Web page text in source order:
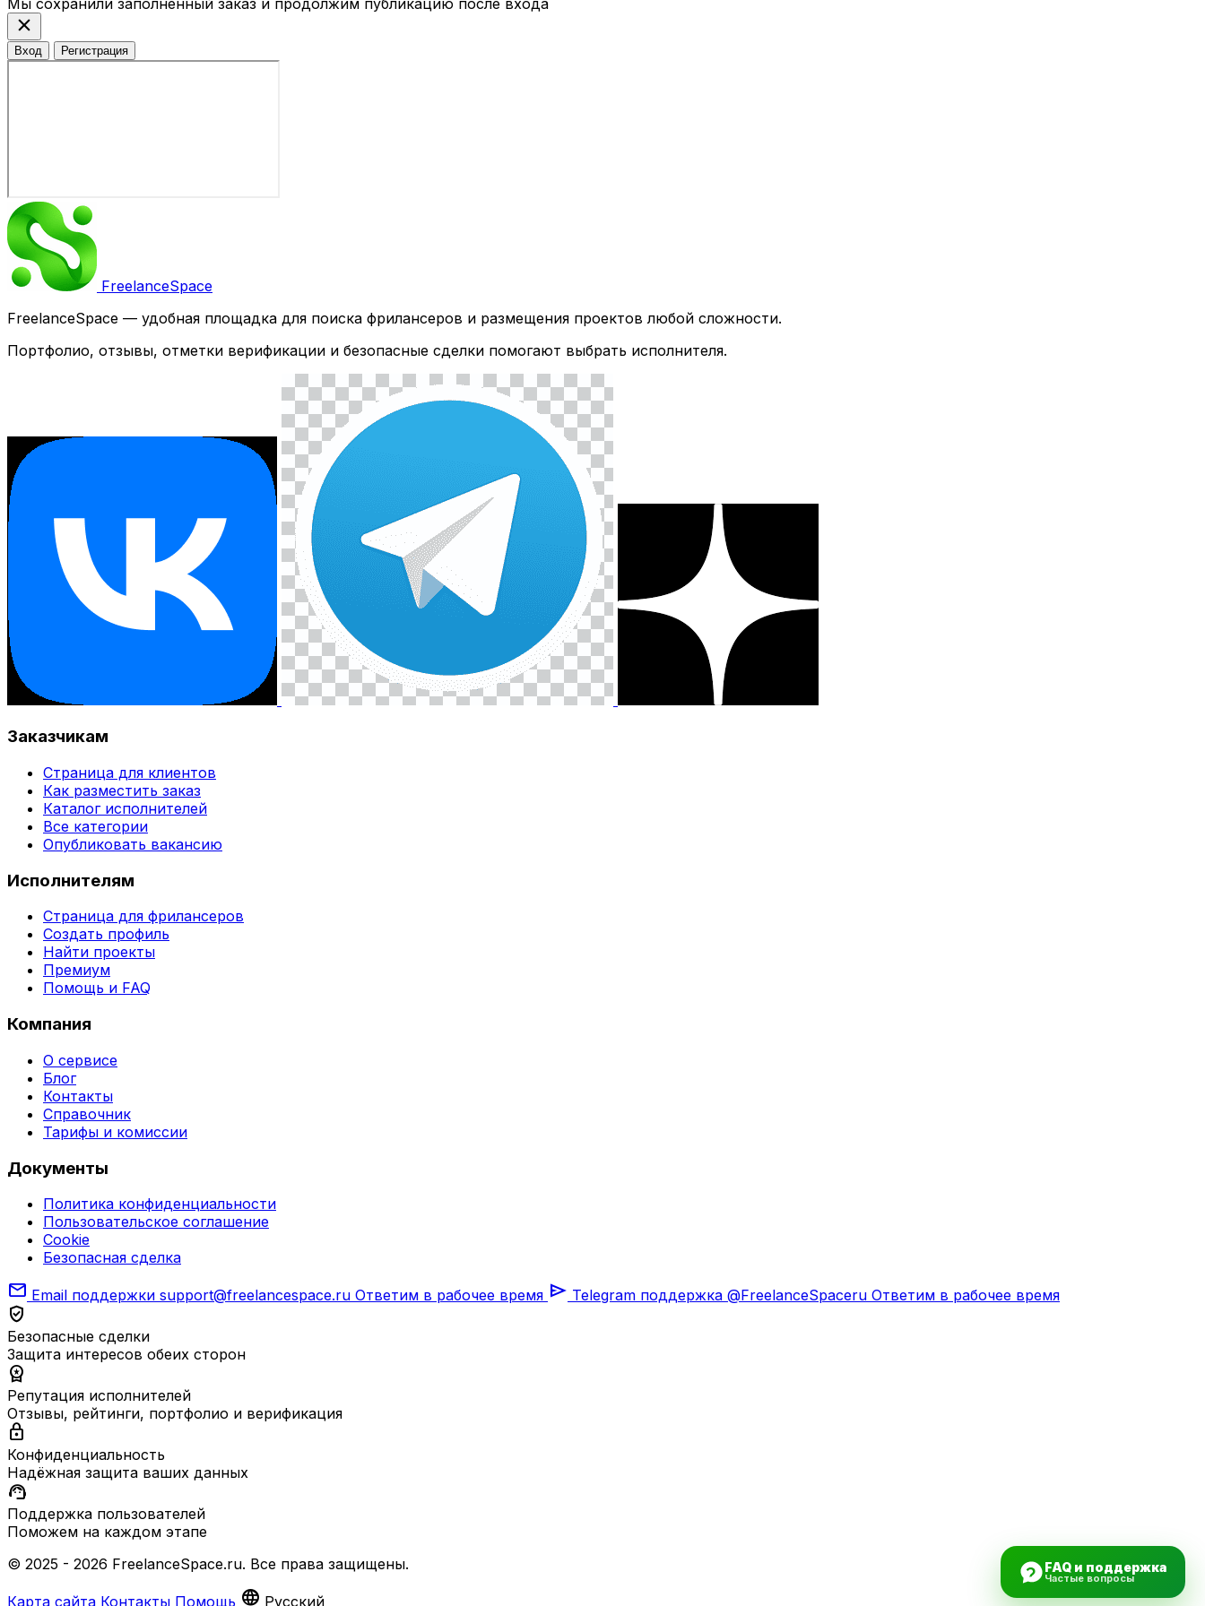
FAQ и поддержка
Частые вопросы
Мы сохранили заполненный заказ и продолжим публикацию после входа
close
Вход Регистрация
FreelanceSpace
FreelanceSpace — удобная площадка для поиска фрилансеров и размещения проектов любой сложности.
Портфолио, отзывы, отметки верификации и безопасные сделки помогают выбрать исполнителя.
Заказчикам
Страница для клиентов
Как разместить заказ
Каталог исполнителей
Все категории
Опубликовать вакансию
Исполнителям
Страница для фрилансеров
Создать профиль
Найти проекты
Премиум
Помощь и FAQ
Компания
О сервисе
Блог
Контакты
Справочник
Тарифы и комиссии
Документы
Политика конфиденциальности
Пользовательское соглашение
Cookie
Безопасная сделка
mail Email поддержки support@freelancespace.ru Ответим в рабочее время send Telegram поддержка @FreelanceSpaceru Ответим в рабочее время
verified_user
Безопасные сделки
Защита интересов обеих сторон
workspace_premium
Репутация исполнителей
Отзывы, рейтинги, портфолио и верификация
lock
Конфиденциальность
Надёжная защита ваших данных
support_agent
Поддержка пользователей
Поможем на каждом этапе
© 2025 - 2026 FreelanceSpace.ru. Все права защищены.
Карта сайта Контакты Помощь language Русский